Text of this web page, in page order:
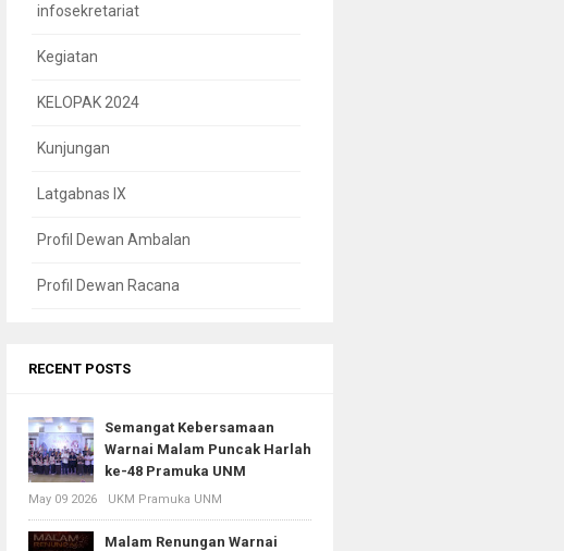
infosekretariat
Kegiatan
KELOPAK 2024
Kunjungan
Latgabnas IX
Profil Dewan Ambalan
Profil Dewan Racana
RECENT POSTS
Semangat Kebersamaan
Warnai Malam Puncak Harlah
ke-48 Pramuka UNM
May 09 2026 UKM Pramuka UNM
Malam Renungan Warnai